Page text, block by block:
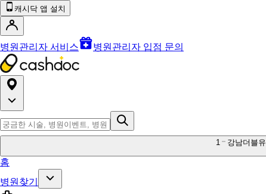
캐시닥 앱 설치
병원관리자 서비스 병원관리자 입점 문의
1 강남더블유
홈
병원찾기